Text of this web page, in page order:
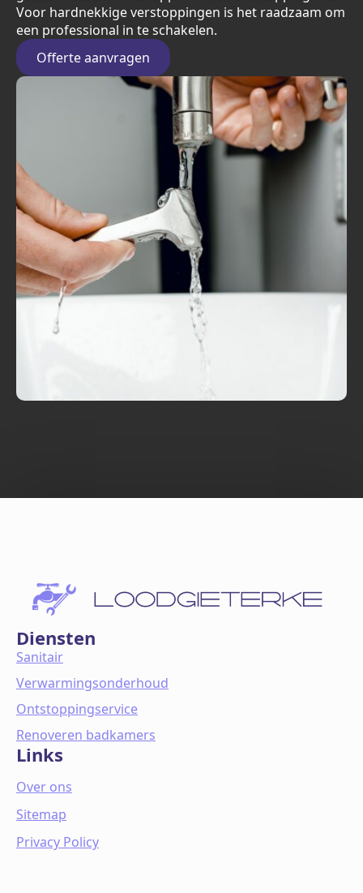
Voor hardnekkige verstoppingen is het raadzaam om
een professional in te schakelen.
Offerte aanvragen
Diensten
Sanitair
Verwarmingsonderhoud
Ontstoppingservice
Renoveren badkamers
Links
Over ons
Sitemap
Privacy Policy